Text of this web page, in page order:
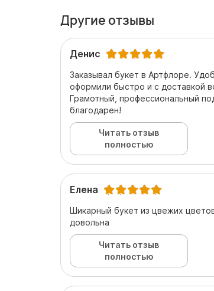
Другие отзывы
Денис
Заказывал букет в Артфлоре.
оформили быстро и с доставкой
Грамотный, профессиональный
благодарен!
Читать отзыв
полностью
Елена
Шикарный букет из цвежих
довольна
Читать отзыв
полностью